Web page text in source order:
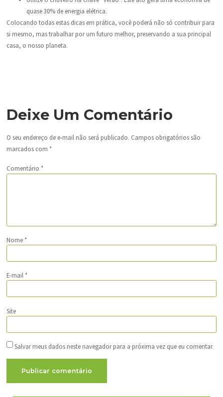
quase 30% de energia elétrica.
Colocando todas estas dicas em prática, você poderá não só contribuir para
si mesmo, mas trabalhar por um futuro melhor, preservando a sua principal
casa, o nosso planeta.
Deixe Um Comentário
O seu endereço de e-mail não será publicado. Campos obrigatórios são
marcados com *
Comentário *
Nome *
E-mail *
Site
Salvar meus dados neste navegador para a próxima vez que eu comentar.